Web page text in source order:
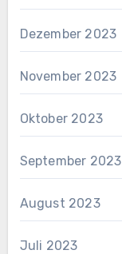
Dezember 2023
November 2023
Oktober 2023
September 2023
August 2023
Juli 2023